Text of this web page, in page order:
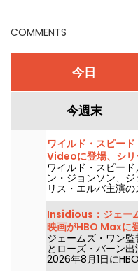
COMMENTS
今日
今週末
ワイルド・スピー
Videoに登場、シリ
開
ワイルド・スピー
ン・ジョンソン、
リス・エルバ主演
にプライム・ビデ
Insidious：ジェー
映画がHBO Maxに
ジェームズ・ワン
とローズ・バーン
2026年8月1日に